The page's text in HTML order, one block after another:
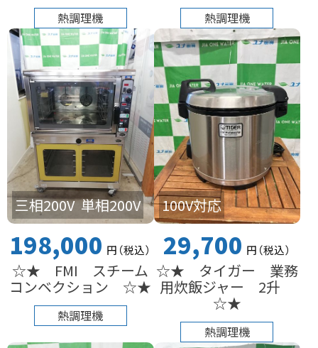
熱調理機 熱調理機
単相200V
三相200V
198,000 円（税込）
☆★ FMI スチーム
コンベクション ☆★
熱調理機
100V対応
29,700 円（税込）
☆★ タイガー 業務
用炊飯ジャー 2升
☆★
熱調理機